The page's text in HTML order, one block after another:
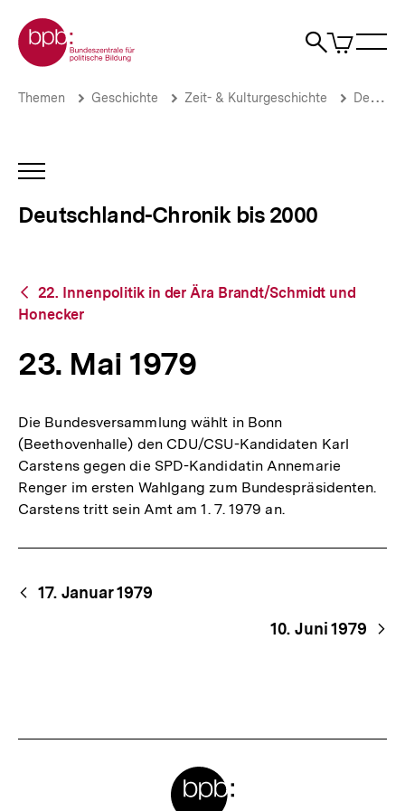
zum
Seiteninhalt
springen
Zur Startseite der bpb
Suche
Artikel
im
23.
Deutschland-
Chronik
2000
Brotkrümelnavigation
Pfadnavigation
Themen Geschichte Zeit- & Kulturgeschichte Deutschland-Chronik bis 2000
INHALTSNAVIGATION
Deutschland-Chronik bis 2000
Zurück
zur
22. Innenpolitik in der Ära Brandt/Schmidt und
Honecker
23. Mai 1979
Die Bundesversammlung wählt in Bonn
(Beethovenhalle) den CDU/CSU-Kandidaten Karl
Carstens gegen die SPD-Kandidatin Annemarie
Renger im ersten Wahlgang zum Bundespräsidenten.
Carstens tritt sein Amt am 1. 7. 1979 an.
Begriffsnavigation
Content-
Navigation
17. Januar 1979
10. Juni 1979